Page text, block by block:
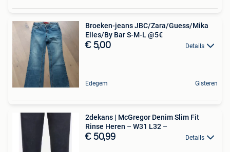
Broeken-jeans JBC/Zara/Guess/Mika
Elles/By Bar S-M-L @5€
€ 5,00 Details
Edegem Gisteren
2dekans | McGregor Denim Slim Fit
Rinse Heren – W31 L32 –
€ 50,99 Details